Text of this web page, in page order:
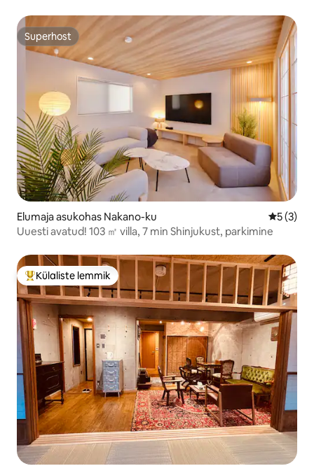
Superhost
Superhost
Elumaja asukohas Nakano-ku
5 (3)
Uuesti avatud! 103 ㎡ villa, 7 min Shinjukust, parkimine
Külaliste suur lemmik
Külaliste lemmik